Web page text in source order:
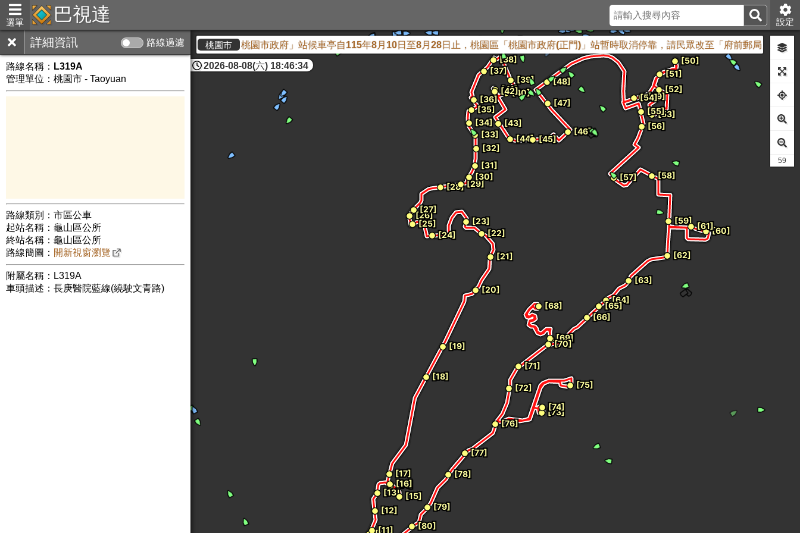
選單 巴視達 設定
詳細資訊 路線過濾
路線名稱： L319A
管理單位：桃園市 - Taoyuan
路線類別：市區公車
起站名稱：龜山區公所
終站名稱：龜山區公所
路線簡圖： 開新視窗瀏覽
附屬名稱：L319A
車頭描述：長庚醫院藍線(繞駛文青路)
桃園市
<公告>為配合「桃園市政府」站候車亭自115年8月10日至8月28日止，桃園區「桃園市政府(正門)」站暫時取消停靠，請民眾改至「府前郵局」站搭乘，
2026-08-08(六) 18:46:34
49